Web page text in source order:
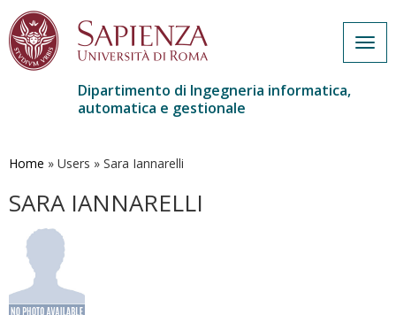
contenuto
Dipartimento di Ingegneria informatica,
automatica e gestionale
Home » Users » Sara Iannarelli
SARA IANNARELLI